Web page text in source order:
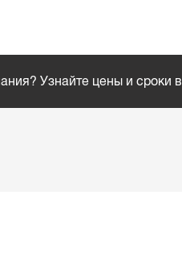
Узнайте цены и сроки